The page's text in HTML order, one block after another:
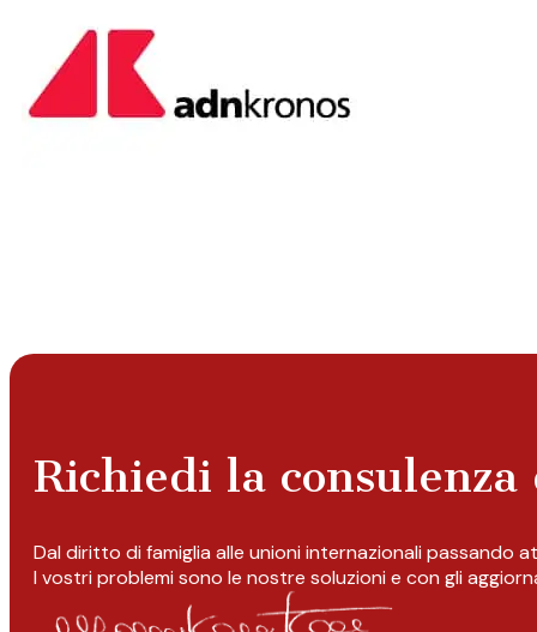
Richiedi la
Dal diritto di famiglia alle unioni internazionali passando
I vostri problemi sono le nostre soluzioni e con gli